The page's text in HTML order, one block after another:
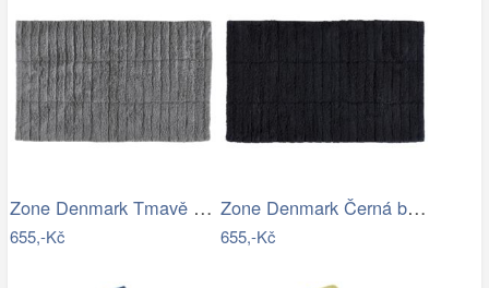
Zone Denmark Tmavě šedá bavlněná…
655,-Kč
Zone Denmark Černá bavlněná koupelnová…
655,-Kč